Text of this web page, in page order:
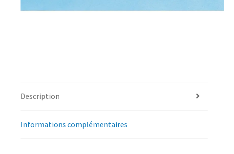
Description
Informations complémentaires